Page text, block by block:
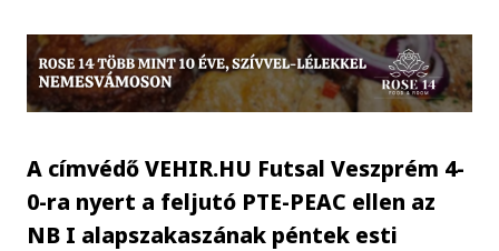
A címvédő VEHIR.HU Futsal Veszprém 4-
0-ra nyert a feljutó PTE-PEAC ellen az
NB I alapszakaszának péntek esti